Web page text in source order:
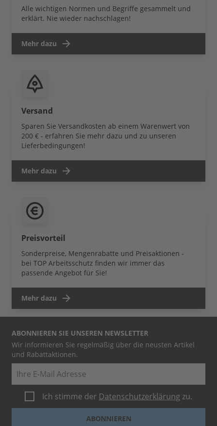
Alle wichtigen Normen und Begriffe gesammelt und
erklärt. Nie wieder nachschlagen!
Mehr dazu
Versand
Sparen Sie Versandkosten ab einem Warenwert von
200 € - erfahren Sie mehr dazu und zu unseren
Lieferbedingungen!
Mehr dazu
Preisvorteil
Sonderpreise, Mengenrabatte und Preisaktionen -
bei TOP Arbeitsschutz finden wir immer das
passende Angebot für Sie!
Mehr dazu
ABONNIEREN SIE UNSEREN NEWSLETTER
Wir informieren Sie regelmäßig über die neusten Artikel
und Rabattaktionen.
Ich stimme der Datenschutzerklärung zu.
ABONNIEREN